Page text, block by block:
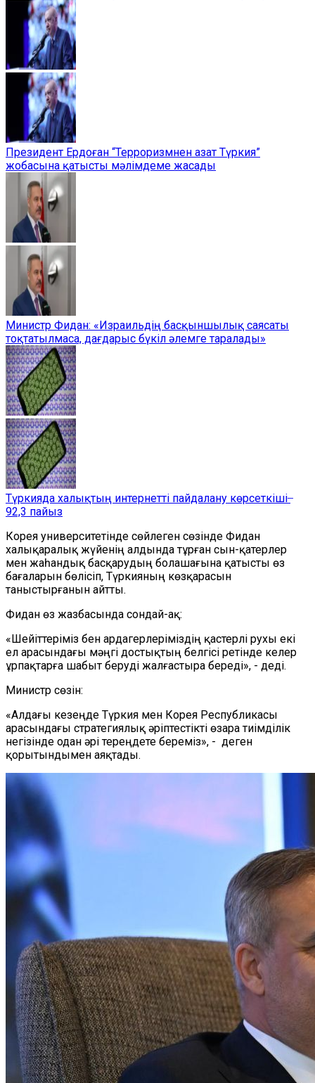
Президент Ердоған “Терроризмнен азат Түркия”
жобасына қатысты мәлімдеме жасады
Министр Фидан: «Израильдің басқыншылық саясаты
тоқтатылмаса, дағдарыс бүкіл әлемге таралады»
Түркияда халықтың интернетті пайдалану көрсеткіші ̶
92,3 пайыз
Корея университетінде сөйлеген сөзінде Фидан
халықаралық жүйенің алдында тұрған сын-қатерлер
мен жаһандық басқарудың болашағына қатысты өз
бағаларын бөлісіп, Түркияның көзқарасын
таныстырғанын айтты.
Фидан өз жазбасында сондай-ақ:
«Шейіттеріміз бен ардагерлеріміздің қастерлі рухы екі
ел арасындағы мәңгі достықтың белгісі ретінде келер
ұрпақтарға шабыт беруді жалғастыра береді», - деді.
Министр сөзін:
«Алдағы кезеңде Түркия мен Корея Республикасы
арасындағы стратегиялық әріптестікті өзара тиімділік
негізінде одан әрі тереңдете береміз», - деген
қорытындымен аяқтады.